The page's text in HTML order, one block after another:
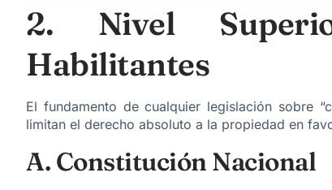
2. Nivel
Habilitantes
El fundamento de cualquier legislación sobre
limitan el derecho absoluto a la propiedad en
A. Constitución Nacional